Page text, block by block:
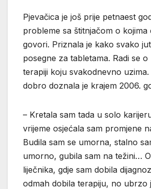
Pjevačica je još prije petnaest
probleme sa štitnjačom o
govori. Priznala je kako svako
posegne za tabletama. Radi se
terapiji koju svakodnevno uzima.
dobro doznala je krajem 2006.
– Kretala sam tada u solo
vrijeme osjećala sam promjene
Budila sam se umorna, stalno
umorno, gubila sam na težini…
liječnika, gdje sam dobila
odmah dobila terapiju, no ubrzo